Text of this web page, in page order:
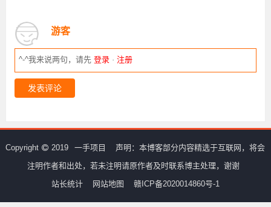
游客
^-^我来说两句，请先登录 · 注册
发表评论
Copyright 2019 一手项目
声明：本博客部分内容精选于互联网，将会
注明作者和出处，若未注明请原作者及时联系博主处理，谢谢
站长统计
网站地图 赣ICP备2020014860号-1